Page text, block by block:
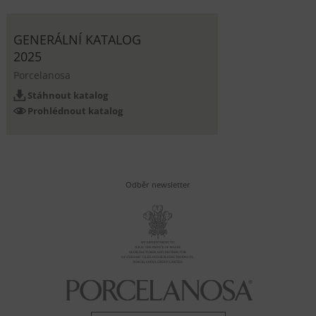
GENERÁLNÍ KATALOG
2025
Porcelanosa
Stáhnout katalog
Prohlédnout katalog
Odběr newsletter